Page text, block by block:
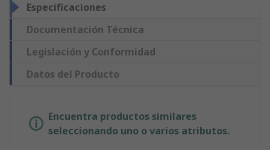
Especificaciones
Documentación Técnica
Legislación y Conformidad
Datos del Producto
Encuentra productos similares
seleccionando uno o varios atributos.